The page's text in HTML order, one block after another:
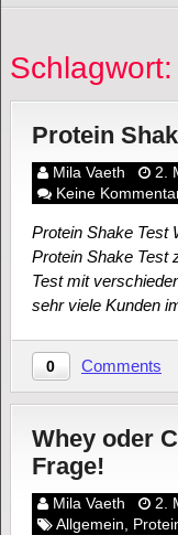
Protein
Mila Vaeth 2.
Keine
Protein Shake Test
Protein Shake Test
Test mit
sehr viele Kunden
0 Comments
Whey oder
Frage!
Mila Vaeth
2.
Allgemein,